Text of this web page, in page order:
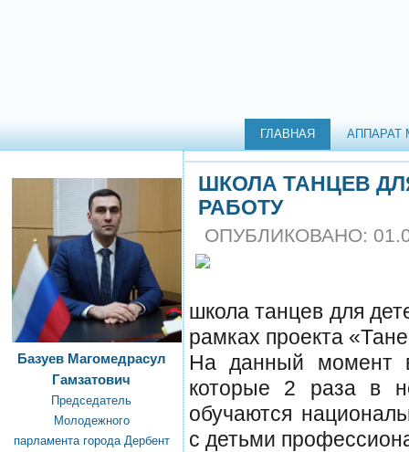
ГЛАВНАЯ АППАРАТ
Базуев Магомедрасул
Гамзатович
Председатель
Молодежного
парламента города Дербент
ШКОЛА ТАНЦЕВ
РАБОТУ
ОПУБЛИКОВАНО:
школа танцев для
рамках проекта
На данный момент в
которые 2 раза в
обучаются
с детьми